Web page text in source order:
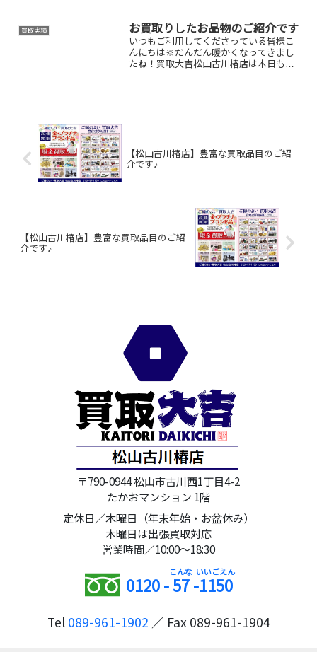
お家で眠っているお品物はございません
か？ぜひ買取大吉松...
買取実績 お買取りしたお品物のご紹介です
いつもご利用してくださっている皆様こ
んにちは🔆だんだん暖かくなってきまし
たね！買取大吉松山古川椿店は本日も元
【松山古川椿店】豊富な買取品目のご紹
介です♪
【松山古川椿店】豊富な買取品目のご紹
介です♪
〒790-0944 松山市古川西1丁目4-2
たかおマンション 1階
定休日／木曜日（年末年始・お盆休み）
木曜日は出張買取対応
営業時間／10:00～18:30
0120 -57-1150
Tel 089-961-1902 ／ Fax 089-961-1904